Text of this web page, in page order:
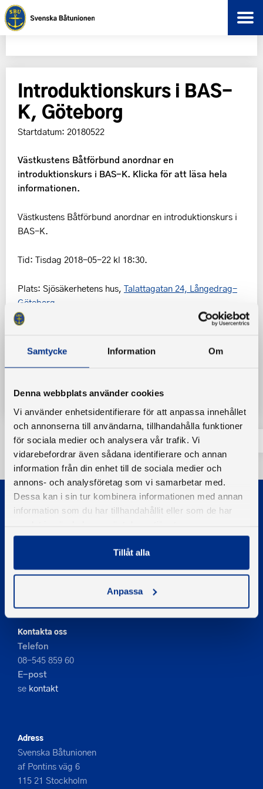
Samtycke Information Om
Denna webbplats använder cookies
Vi använder enhetsidentifierare för att anpassa innehållet
och annonserna till användarna, tillhandahålla funktioner
för sociala medier och analysera vår trafik. Vi
vidarebefordrar även sådana identifierare och annan
information från din enhet till de sociala medier och
annons- och analysföretag som vi samarbetar med.
Dessa kan i sin tur kombinera informationen med annan
information som du har tillhandahållit eller som de har
Tillåt alla
Anpassa
Introduktionskurs i BAS-
K, Göteborg
Startdatum: 20180522
Västkustens Båtförbund anordnar en
introduktionskurs i BAS-K. Klicka för att läsa hela
informationen.
Västkustens Båtförbund anordnar en introduktionskurs i
BAS-K.
Tid: Tisdag 2018-05-22 kl 18:30.
Plats: Sjösäkerhetens hus, Talattagatan 24, Långedrag-
Göteborg
Tillbaka
Information om cookies
Kontakta oss
Telefon
08-545 859 60
E-post
se kontakt
Adress
Svenska Båtunionen
af Pontins väg 6
115 21 Stockholm